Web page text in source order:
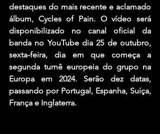
destaques do mais recente e aclamado
álbum, Cycles of Pain. O vídeo será
disponibilizado no canal oficial da
banda no YouTube dia 25 de outubro,
sexta-feira, dia em que começa a
segunda turnê europeia do grupo na
Europa em 2024. Serão dez datas,
passando por Portugal, Espanha, Suíça,
França e Inglaterra.